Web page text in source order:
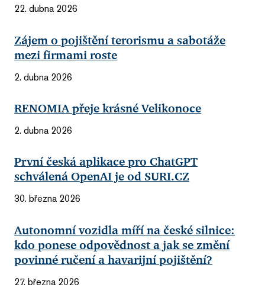
22. dubna 2026
Zájem o pojištění terorismu a sabotáže
mezi firmami roste
2. dubna 2026
RENOMIA přeje krásné Velikonoce
2. dubna 2026
První česká aplikace pro ChatGPT
schválená OpenAI je od SURI.CZ
30. března 2026
Autonomní vozidla míří na české silnice:
kdo ponese odpovědnost a jak se změní
povinné ručení a havarijní pojištění?
27. března 2026